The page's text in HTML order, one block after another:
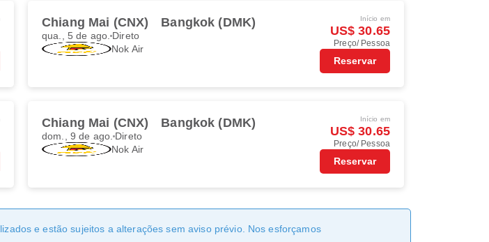
Chiang Mai (CNX) Bangkok (DMK)
qua., 5 de ago. Direto
Nok Air
Início em
US$ 30.65
Preço/ Pessoa
Reservar
Chiang Mai (CNX) Bangkok (DMK)
dom., 9 de ago. Direto
Nok Air
Início em
US$ 30.65
Preço/ Pessoa
Reservar
e estão sujeitos a alterações sem aviso prévio. Nos esforçamos